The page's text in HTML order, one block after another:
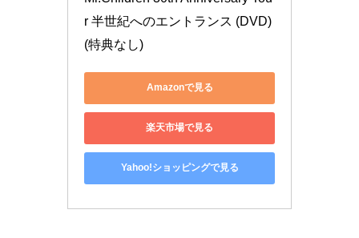
r 半世紀へのエントランス (DVD)
(特典なし)
Amazonで見る
楽天市場で見る
Yahoo!ショッピングで見る